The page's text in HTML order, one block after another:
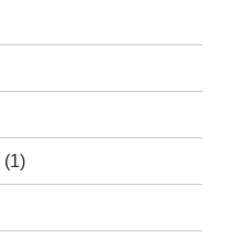
(1)